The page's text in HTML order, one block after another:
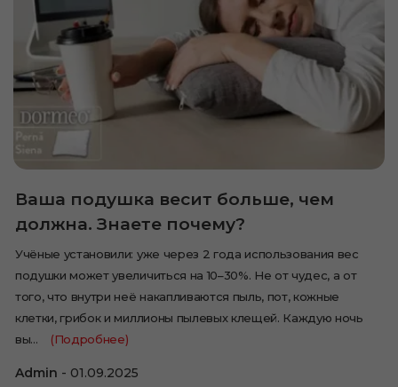
Ваша подушка весит больше, чем
должна. Знаете почему?
Учёные установили: уже через 2 года использования вес
подушки может увеличиться на 10–30%. Не от чудес, а от
того, что внутри неё накапливаются пыль, пот, кожные
клетки, грибок и миллионы пылевых клещей. Каждую ночь
вы…
(Подробнее)
Admin 01.09.2025